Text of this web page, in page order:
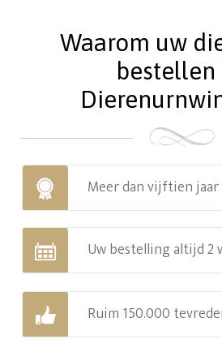
Waarom uw
bestellen
Meer dan vijftien
Uw bestelling altijd 2
Ruim 150.000